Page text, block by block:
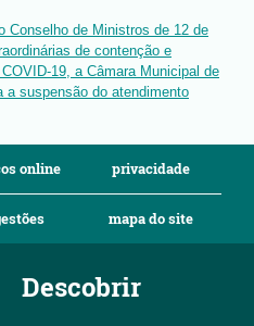
Conselho de Ministros de 12 de
de contenção e
19, a Câmara Municipal de
a suspensão do atendimento
online privacidade
mapa do site
Descobrir